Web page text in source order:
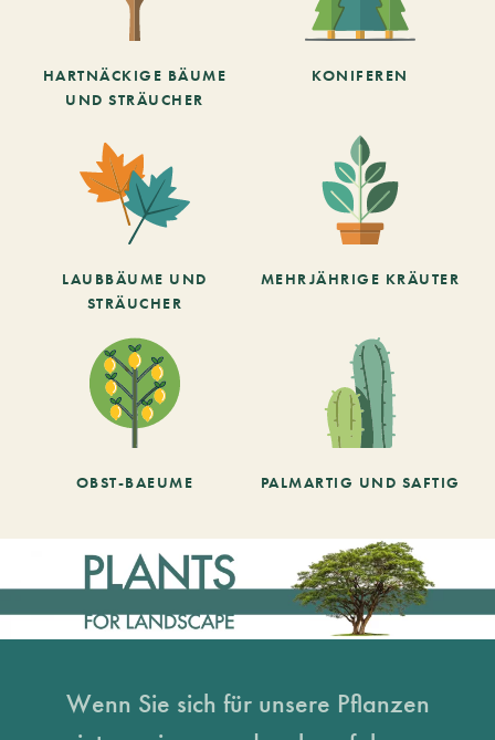
HARTNÄCKIGE BÄUME
UND STRÄUCHER
KONIFEREN
LAUBBÄUME UND
STRÄUCHER
MEHRJÄHRIGE KRÄUTER
OBST-BAEUME PALMARTIG UND SAFTIG
Wenn Sie sich für unsere Pflanzen